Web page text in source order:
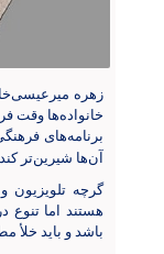
زهره
خانواده‌ها وقت
برنامه‌های
آن‌ها شیرین‌تر کند
گرچه تلویزیون
هستند اما تنوع
باشد و باید خلأ